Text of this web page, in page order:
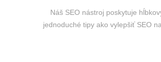
Náš SEO nástroj poskytuje
jednoduché tipy ako vylepšiť SEO